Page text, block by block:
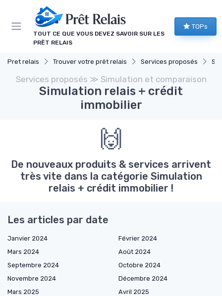
TOUT CE QUE VOUS DEVEZ SAVOIR SUR LES
PRÊT RELAIS
TOPs
Pret relais Trouver votre prêt relais Services proposés
Services proposés ≫ Simulation et comparaison
Simulation relais + crédit
immobilier
🙌
De nouveaux produits & services arrivent
très vite dans la catégorie Simulation
relais + crédit immobilier !
Les articles par date
Janvier 2024
Février 2024
Mars 2024
Août 2024
Septembre 2024
Octobre 2024
Novembre 2024
Décembre 2024
Mars 2025
Avril 2025
Panneau de gestion des cookies